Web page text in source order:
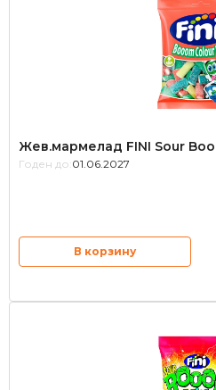
Жев.мармелад FINI Sour
Годен до: 01.06.2027
В корзину